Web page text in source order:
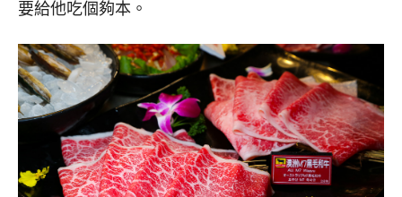
要給他吃個夠本。